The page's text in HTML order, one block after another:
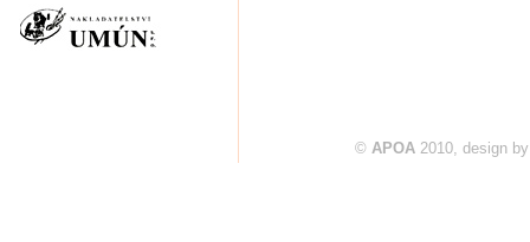
© APOA 2010, design